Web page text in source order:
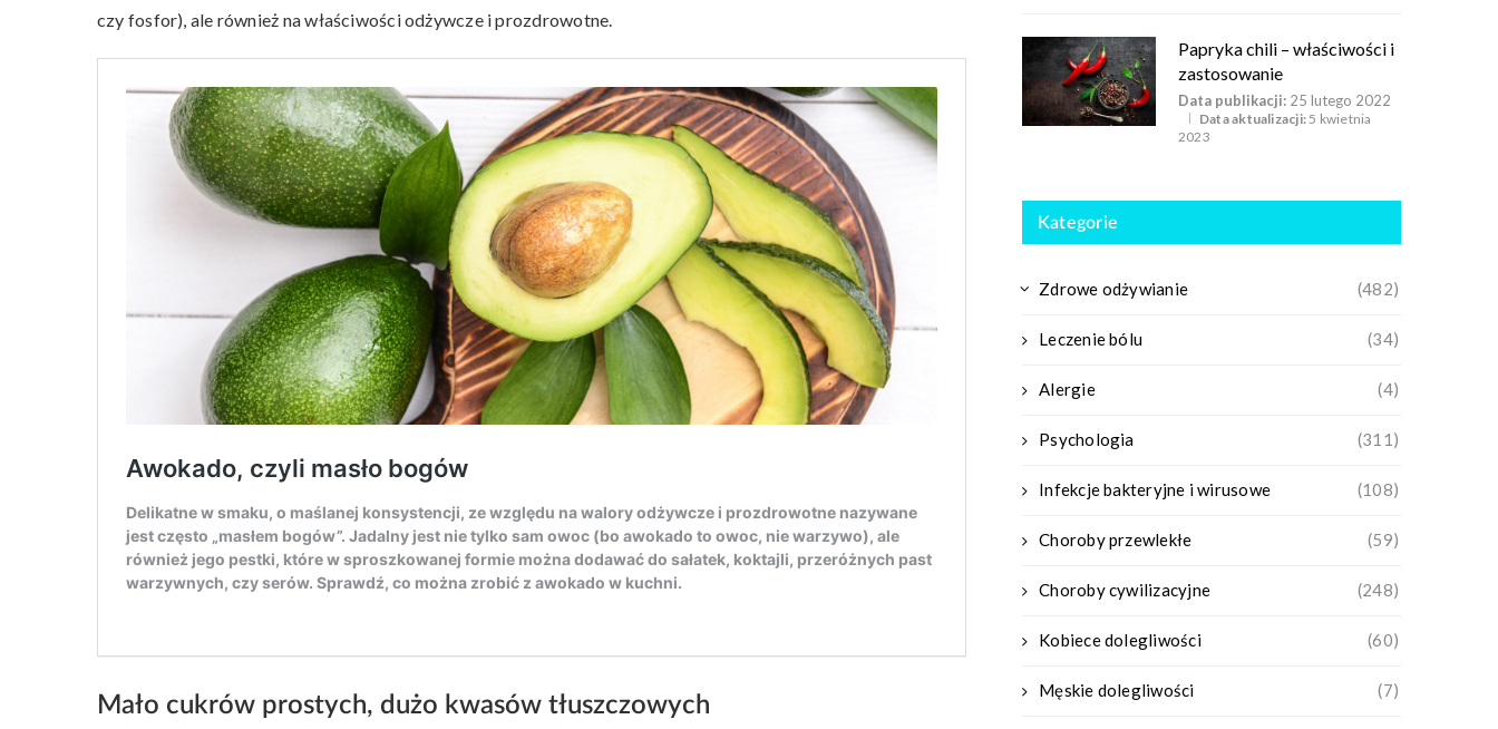
czy fosfor), ale również na właściwości odżywcze i prozdrowotne.
Mało cukrów prostych, dużo kwasów tłuszczowych
Papryka chili – właściwości i
zastosowanie
Data publikacji: 25 lutego 2022
Data aktualizacji: 5 kwietnia
2023
Kategorie
Zdrowe odżywianie (482)
Leczenie bólu (34)
Alergie (4)
Psychologia (311)
Infekcje bakteryjne i wirusowe (108)
Choroby przewlekłe (59)
Choroby cywilizacyjne (248)
Kobiece dolegliwości (60)
Męskie dolegliwości (7)